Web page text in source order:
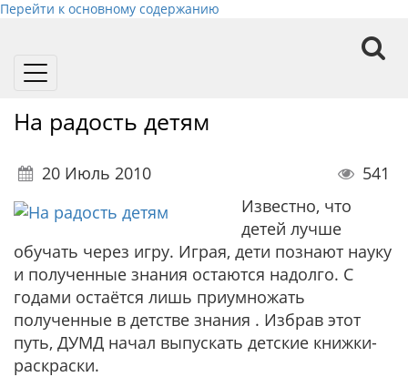
Перейти к основному содержанию
Toggle
На радость детям
20 Июль 2010
541
Известно, что
детей лучше
обучать через игру. Играя, дети познают науку
и полученные знания остаются надолго. С
годами остаётся лишь приумножать
полученные в детстве знания . Избрав этот
путь, ДУМД начал выпускать детские книжки-
раскраски.